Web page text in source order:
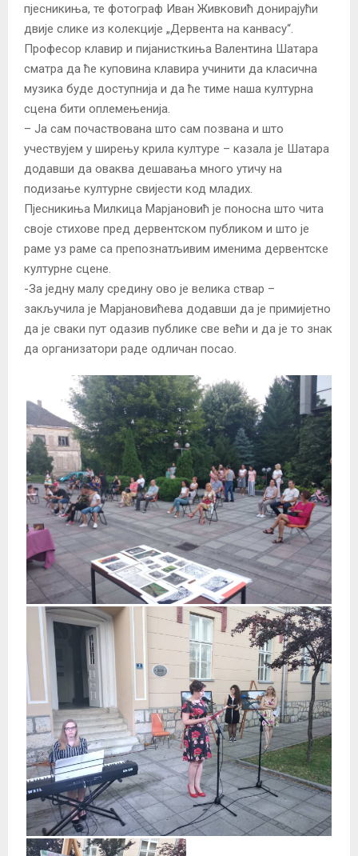
пјесникиња, те фотограф Иван Живковић донирајући
двије слике из колекције „Дервента на канвасу“.
Професор клавир и пијанисткиња Валентина Шатара
сматра да ће куповина клавира учинити да класична
музика буде доступнија и да ће тиме наша културна
сцена бити оплемењенија.
– Ја сам почаствована што сам позвана и што
учествујем у ширењу крила културе – казала је Шатара
додавши да оваква дешавања много утичу на
подизање културне свијести код младих.
Пјесникиња Милкица Марјановић је поносна што чита
своје стихове пред дервентском публиком и што је
раме уз раме са препознатљивим именима дервентске
културне сцене.
-За једну малу средину ово је велика ствар –
закључила је Марјановићева додавши да је примијетно
да је сваки пут одазив публике све већи и да је то знак
да организатори раде одличан посао.